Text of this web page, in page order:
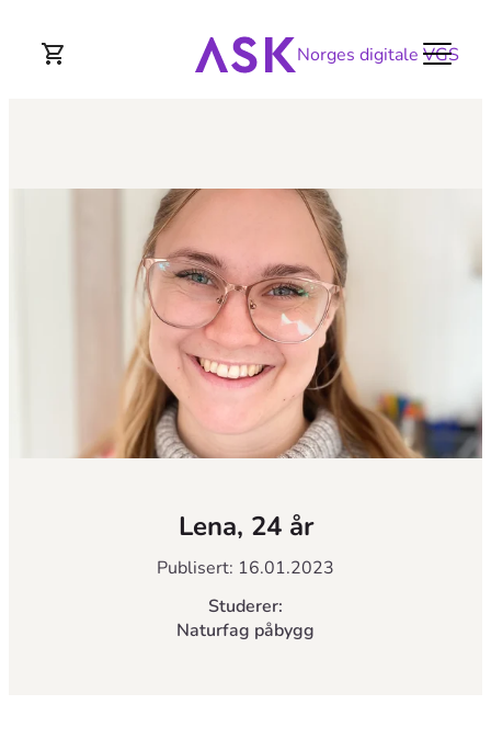
Norges digitale VGS
Lena, 24 år
Publisert: 16.01.2023
Studerer:
Naturfag påbygg